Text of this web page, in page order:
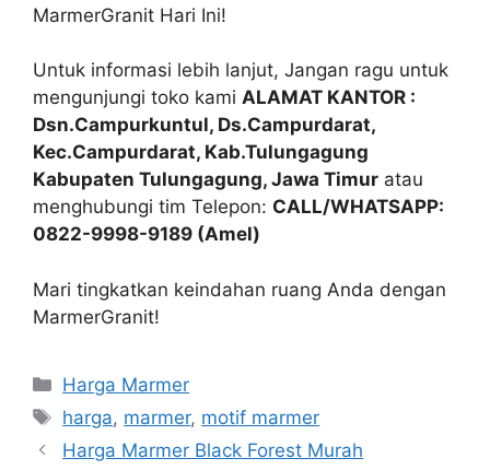
MarmerGranit Hari Ini!
Untuk informasi lebih lanjut, Jangan ragu untuk
mengunjungi toko kami ALAMAT KANTOR :
Dsn.Campurkuntul, Ds.Campurdarat,
Kec.Campurdarat, Kab.Tulungagung
Kabupaten Tulungagung, Jawa Timur atau
menghubungi tim Telepon: CALL/WHATSAPP:
0822-9998-9189 (Amel)
Mari tingkatkan keindahan ruang Anda dengan
MarmerGranit!
Kategori
Harga Marmer
Tag
harga, marmer, motif marmer
Harga Marmer Black Forest Murah